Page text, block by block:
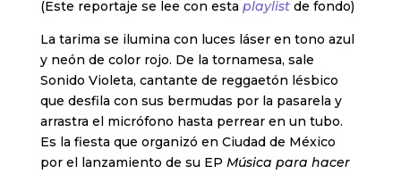
(Este reportaje se lee con esta playlistde fondo)
La tarima se ilumina con luces láser en tono azul
y neón de color rojo. De la tornamesa, sale
Sonido Violeta, cantante de reggaetón lésbico
que desfila con sus bermudas por la pasarela y
arrastra el micrófono hasta perrear en un tubo.
Es la fiesta que organizó en Ciudad de México
por el lanzamiento de su EP Música para hacer